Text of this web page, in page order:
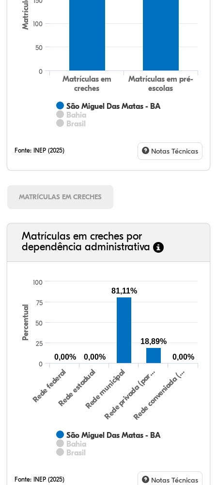
Matrículas
São Miguel Das Matas - BA
Bahia
Brasil
Matrículas em
creches
Matrículas em pré-
escolas
0
50
100
Fonte: INEP (2025) Notas Técnicas
MATRÍCULAS EM CRECHES
Matrículas em creches por
dependência administrativa
Percentual
São Miguel Das Matas - BA
Bahia
Brasil
Rede federalRede estadualRede municipal
Rede privada (par…Rede conveniada (…
0
25
50
75
100
0,00% 0,00%
81,11%
18,89%
0,00%
Fonte: INEP (2025) Notas Técnicas